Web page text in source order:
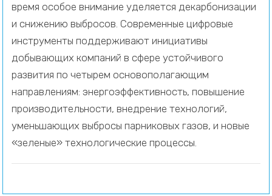
время особое внимание уделяется декарбонизации
и снижению выбросов. Современные цифровые
инструменты поддерживают инициативы
добывающих компаний в сфере устойчивого
развития по четырем основополагающим
направлениям: энергоэффективность, повышение
производительности, внедрение технологий,
уменьшающих выбросы парниковых газов, и новые
«зеленые» технологические процессы.